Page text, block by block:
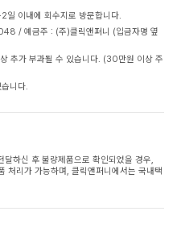
일 이내에 회수지로 방문합니다.
/ 예금주 : (주)클릭앤퍼니 (입금자명 옆
추가 부과될 수 있습니다. (30만원 이상 주
니다.
하신 후 불량제품으로 확인되었을 경우,
처리가 가능하며, 클릭앤퍼니에서는 국내택